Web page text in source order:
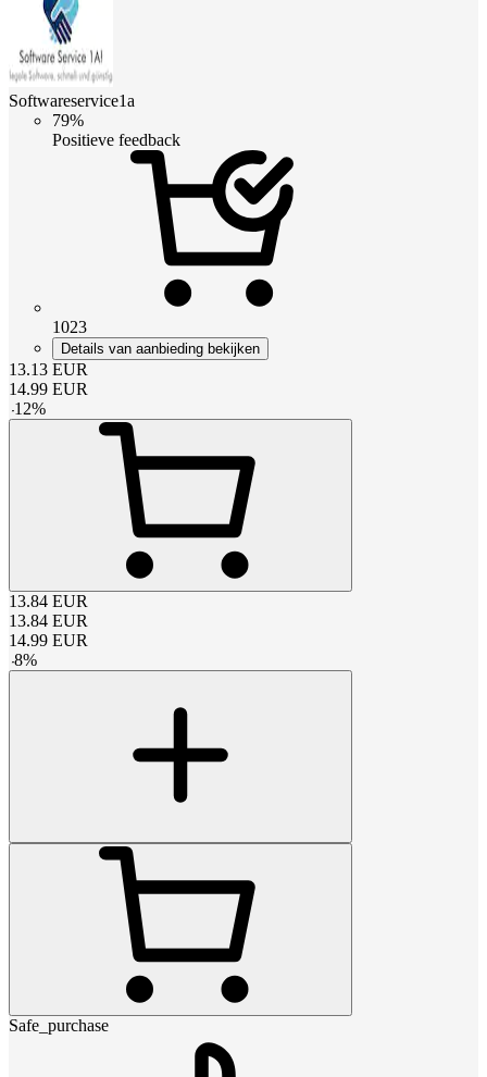
Softwareservice1a
79%
Positieve feedback
1023
Details van aanbieding bekijken
13.13 EUR
14.99 EUR
-12%
13.84 EUR
13.84 EUR
14.99 EUR
-8%
Safe_purchase